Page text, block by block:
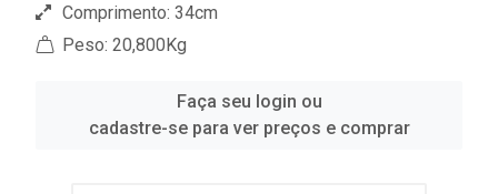
Comprimento: 34cm
Peso: 20,800Kg
Faça seu login ou
cadastre-se para ver preços e comprar